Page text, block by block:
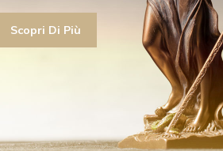
Scopri Di Più
Studio legale con oltre 10
Scopri Di Più Scopri Di Più